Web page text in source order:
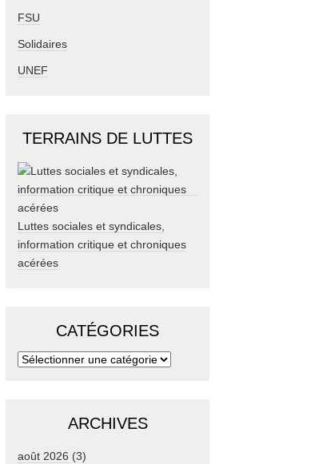
FSU
Solidaires
UNEF
TERRAINS DE LUTTES
Luttes sociales et syndicales,
information critique et chroniques
acérées
CATÉGORIES
ARCHIVES
août 2026 (3)